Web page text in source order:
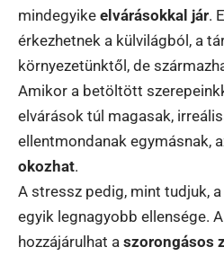
mindegyike elvárásokkal jár.
érkezhetnek a külvilágból, a
környezetünktől, de
Amikor a betöltött
elvárások túl magasak,
ellentmondanak egymásnak,
okozhat.
A stressz pedig, mint tudjuk,
egyik legnagyobb ellensége.
hozzájárulhat a szorongásos